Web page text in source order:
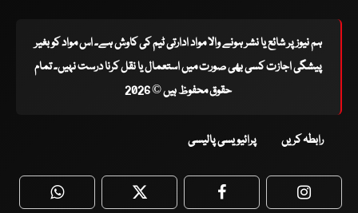
ہم نیوز پر شائع یا نشر ہونے والا مواد ادارتی ٹیم کی کاوش ہے۔ اس مواد کو بغیر
پیشگی اجازت کسی بھی صورت میں استعمال یا نقل کرنا درست نہیں۔ تمام
حقوق محفوظ ہیں © 2026
رابطہ کریں پرائیویسی پالیسی
WhatsApp Twitter Facebook